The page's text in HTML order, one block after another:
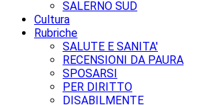
SALERNO SUD
Cultura
Rubriche
SALUTE E SANITA'
RECENSIONI DA PAURA
SPOSARSI
PER DIRITTO
DISABILMENTE